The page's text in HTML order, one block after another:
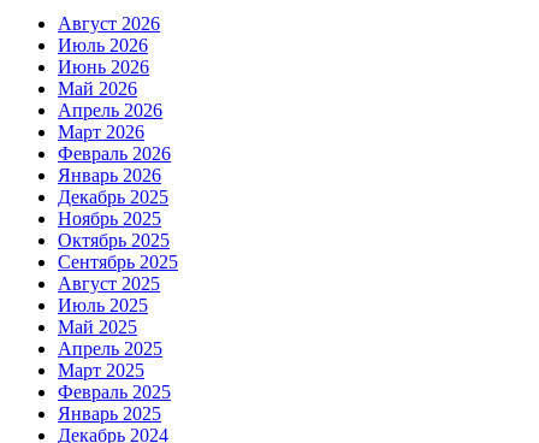
Август 2026
Июль 2026
Июнь 2026
Май 2026
Апрель 2026
Март 2026
Февраль 2026
Январь 2026
Декабрь 2025
Ноябрь 2025
Октябрь 2025
Сентябрь 2025
Август 2025
Июль 2025
Май 2025
Апрель 2025
Март 2025
Февраль 2025
Январь 2025
Декабрь 2024